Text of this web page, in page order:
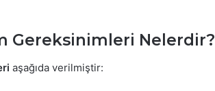
Gereksinimleri Nelerdir?
aşağıda verilmiştir: